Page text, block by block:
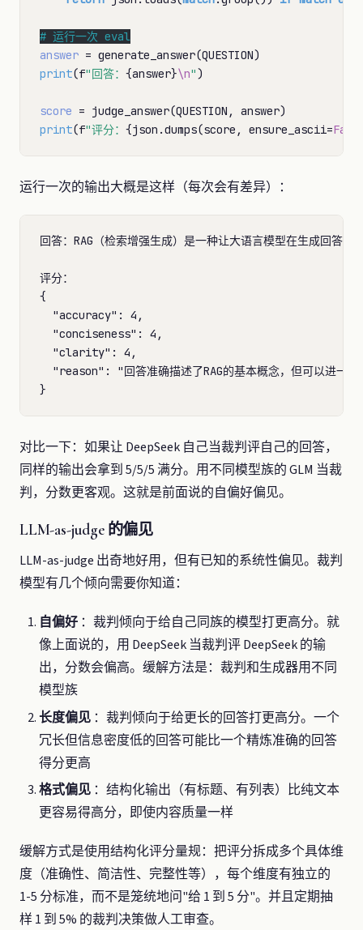
#
answer =
print(f"回答： {answer}\n")
score =
print(f"评分： {json.dumps(score, ensure_ascii=
运行一次的输出大概是这样（每次会有差异）：
回答：RAG（检索增强生成）是一种让大语言模型在生成回答
评分：
{
  "accuracy": 4,
  "conciseness": 4,
  "clarity": 4,
"reason": "回答准确描述了RAG的基本概念，但可以进一步
对比一下：如果让 DeepSeek 自己当裁判评自己的回答，
同样的输出会拿到 5/5/5 满分。用不同模型族的 GLM 当裁
判，分数更客观。这就是前面说的自偏好偏见。
LLM-as-judge 的偏见
LLM-as-judge 出奇地好用，但有已知的系统性偏见。裁判
模型有几个倾向需要你知道：
自偏好 ：裁判倾向于给自己同族的模型打更高分。就
像上面说的，用 DeepSeek 当裁判评 DeepSeek 的输
出，分数会偏高。缓解方法是：裁判和生成器用不同
模型族
长度偏见 ：裁判倾向于给更长的回答打更高分。一个
冗长但信息密度低的回答可能比一个精炼准确的回答
得分更高
格式偏见 ：结构化输出（有标题、有列表）比纯文本
更容易得高分，即使内容质量一样
缓解方式是使用结构化评分量规：把评分拆成多个具体维
度（准确性、简洁性、完整性等），每个维度有独立的
1-5 分标准，而不是笼统地问"给 1 到 5 分"。并且定期抽
样 1 到 5% 的裁判决策做人工审查。